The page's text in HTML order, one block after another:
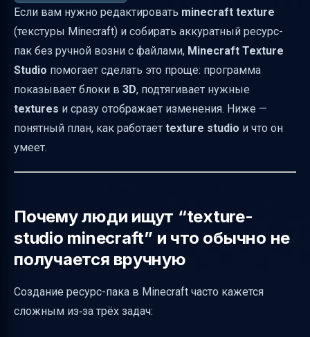
3D preview: как видеть изменения текстур в
реальном времени
Как создаётся ресурс-пак: путь от
извлечения до готового архива
Выбор текстур: можно делать pack “только
для нужного”
Из jar или из распакованных папок: два
Настройки внешнего вида ресурс-пака:
название, описание, миниатюра
Звуки, HD-текстуры и “what’s new”: что
отмечают в обновлениях
Где взять Minecraft Texture Studio и как
Если вам нужно редактировать minecraft texture
(текстуры Minecraft) и собирать аккуратный ресурс-
пак без ручной возни с файлами, Minecraft Texture
Studio помогает сделать это проще: программа
показывает блоки в 3D, подтягивает нужные
textures и сразу отображает изменения. Ниже —
понятный план, как работает texture studio и что он
умеет.
Почему люди ищут “texture-
studio minecraft” и что обычно не
получается вручную
Создание ресурс-пака в Minecraft часто кажется
сложным из‑за трёх задач: